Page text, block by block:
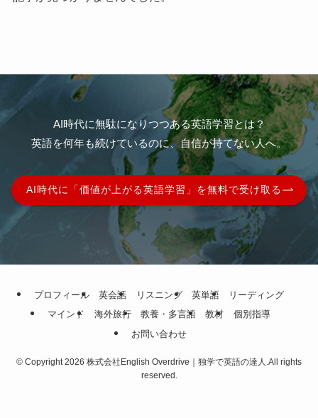
AI時代に無駄になりつつある英語学習とは？
英語を何年も続けているのに、自信が持てない人へ。
AI時代に「価値が上がる英語学習」を無料で受け取る
ホーム ビジネス英語
プロフィール 英会話 リスニング 英単語
リーディング
マインド
海外旅行 教養・多言語 教材
個別指導
お問い合わせ
© Copyright 2026 株式会社English Overdrive｜独学で英語の達人.All rights
reserved.